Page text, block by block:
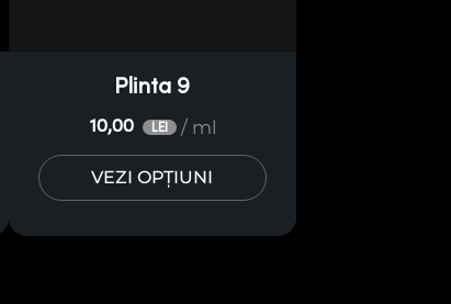
Plinta 9
10,00 LEI / ml
VEZI OPȚIUNI